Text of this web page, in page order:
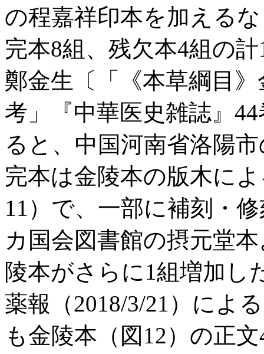
の程嘉祥印本を加える
完本8組、残欠本4組の
鄭金生〔「《本草綱目
考」『中華医史雑誌』
ると、中国河南省洛陽
完本は金陵本の版木に
11）で、一部に補刻・
カ国会図書館の摂元堂
陵本がさらに1組増加し
薬報（2018/3/21）によ
も金陵本（図12）の正